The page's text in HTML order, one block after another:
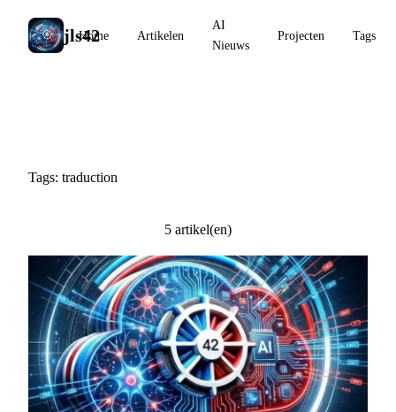
jls42
Home Artikelen
AI
Nieuws
Projecten Tags
Tags: traduction
5 artikel(en)